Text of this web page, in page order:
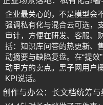
企业最关心的，不是模型会
强调私有化与混合云可选，
审计，方便在研发、客服、
括：知识库问答的热更新、
动摘要与缺陷复盘。在“提效
动甲方的卖点。黑子网用户
KPI说话。
创作与办公：长文档统筹与